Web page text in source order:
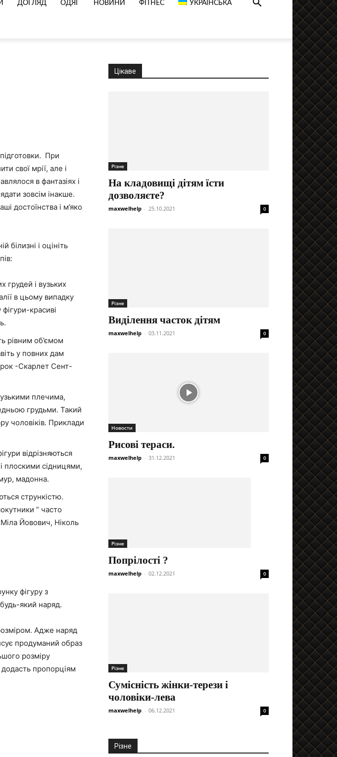
ДОГЛЯД ОДЯГ НОВИНИ ФІТНЕС УКРАЇНСЬКА
При
свої мрії, але і
в фантазіях і
зовсім інакше.
достоїнства і м’яко
і оцініть
грудей і вузьких
в цьому випадку
красиві
рівним об’ємом
у повних дам
-Скарлет Сент-
плечима,
грудьми. Такий
чоловіків. Приклади
відрізняються
плоскими сідницями,
мадонна.
стрункістю.
” часто
Міла Йовович, Ніколь
фігуру з
який наряд.
Адже наряд
продуманий образ
розміру
додасть пропорціям
Цікаве
Різне
На кладовищі дітям їсти
дозволяєте?
maxwelhelp - 25.10.2021 0
Різне
Виділення часток дітям
maxwelhelp - 03.11.2021 0
Новости
Рисові тераси.
maxwelhelp - 31.12.2021 0
Різне
Попрілості ?
maxwelhelp - 02.12.2021 0
Різне
Сумісність жінки-терези і
чоловіки-лева
maxwelhelp - 06.12.2021 0
Різне